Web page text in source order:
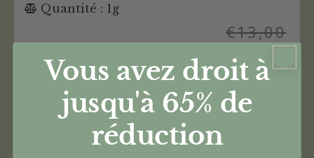
Quantité : 1g
€13,00
€11,70
Acheter ce produit CBD
Vous avez droit à
jusqu'à 65% de
réduction